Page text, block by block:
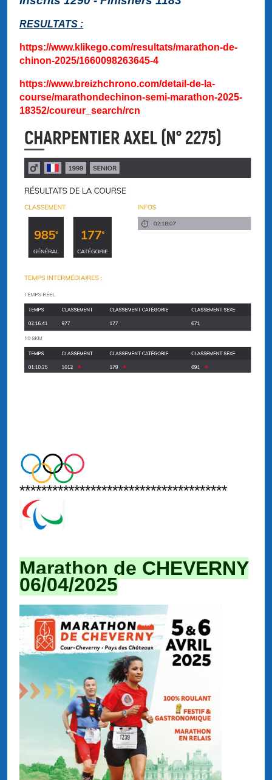
RESULTATS :
https://www.klikego.com/resultats/marathon-de-
chinon-2025/1660098263645-4
https://www.breizhchrono.com/detail-de-la-
course/marathondechinon-semi-marathon-2025-
18352/coureur_search/rcn
**************************************
Marathon de CHEVERNY
06/04/2025